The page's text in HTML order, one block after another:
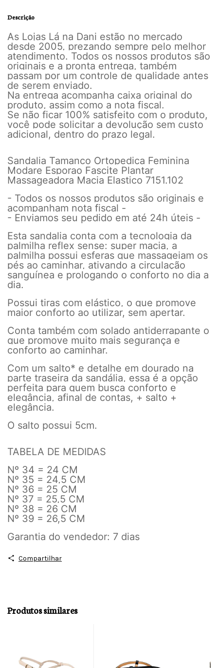
Descrição
As Lojas Lá na Dani estão no mercado
desde 2005, prezando sempre pelo melhor
atendimento. Todos os nossos produtos são
originais e a pronta entrega, também
passam por um controle de qualidade antes
de serem enviado.
Na entrega acompanha caixa original do
produto, assim como a nota fiscal.
Se não ficar 100% satisfeito com o produto,
você pode solicitar a devolução sem custo
adicional, dentro do prazo legal.
Sandalia Tamanco Ortopedica Feminina
Modare Esporao Fascite Plantar
Massageadora Macia Elastico 7151.102
- Todos os nossos produtos são originais e
acompanham nota fiscal -
- Enviamos seu pedido em até 24h úteis -
Esta sandalia conta com a tecnologia da
palmilha reflex sense: super macia, a
palmilha possui esferas que massageiam os
pés ao caminhar, ativando a circulação
sanguínea e prologando o conforto no dia a
dia.
Possui tiras com elástico, o que promove
maior conforto ao utilizar, sem apertar.
Conta também com solado antiderrapante o
que promove muito mais segurança e
conforto ao caminhar.
Com um salto* e detalhe em dourado na
parte traseira da sandália, essa é a opção
perfeita para quem busca conforto e
elegância, afinal de contas, + salto +
elegância.
O salto possui 5cm.
TABELA DE MEDIDAS
Nº 34 = 24 CM
Nº 35 = 24,5 CM
Nº 36 = 25 CM
Nº 37 = 25,5 CM
Nº 38 = 26 CM
Nº 39 = 26,5 CM
Garantia do vendedor: 7 dias
Compartilhar
Produtos similares